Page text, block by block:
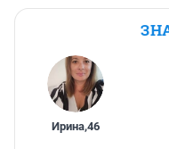
Ирина,46